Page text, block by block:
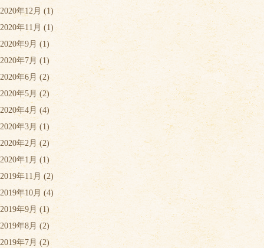
2020年12月 (1)
2020年11月 (1)
2020年9月 (1)
2020年7月 (1)
2020年6月 (2)
2020年5月 (2)
2020年4月 (4)
2020年3月 (1)
2020年2月 (2)
2020年1月 (1)
2019年11月 (2)
2019年10月 (4)
2019年9月 (1)
2019年8月 (2)
2019年7月 (2)